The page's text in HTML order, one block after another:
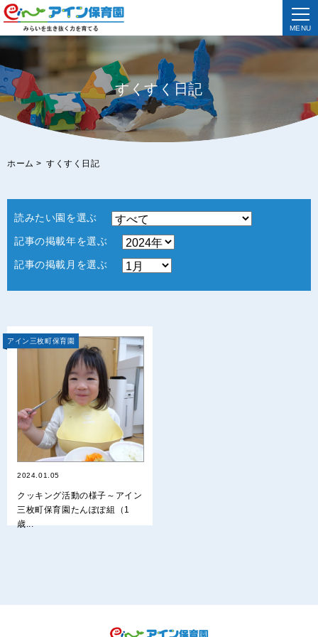
MENU
すくすく日記
ホーム > すくすく日記
読みたい園を選ぶ
記事の掲載年を選ぶ
記事の掲載月を選ぶ
アイン三枚町保育園
2024.01.05
クッキング活動の様子～アイン
三枚町保育園たんぽぽ組（1
歳...